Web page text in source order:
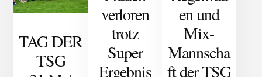
TAG DER
TSG
verloren
trotz
Super
Ergebnis
en und
Mix-
Mannscha
ft der TSG